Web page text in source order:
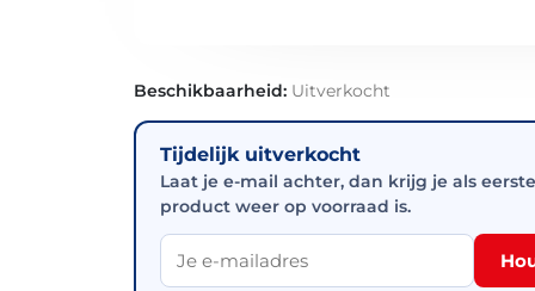
Beschikbaarheid: Uitverkocht
Tijdelijk uitverkocht
Laat je e-mail achter, dan krijg je als
product weer op voorraad is.